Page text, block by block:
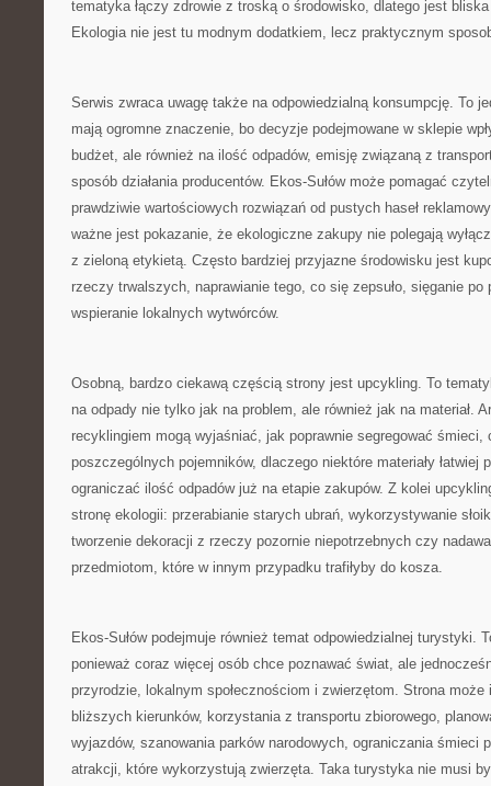
tematyka łączy zdrowie z troską o środowisko, dlatego jest
Ekologia nie jest tu modnym dodatkiem, lecz praktycznym
Serwis zwraca uwagę także na odpowiedzialną konsumpcję. To
mają ogromne znaczenie, bo decyzje podejmowane w sklepie
budżet, ale również na ilość odpadów, emisję związaną z
sposób działania producentów. Ekos-Sułów może pomagać
prawdziwie wartościowych rozwiązań od pustych haseł
ważne jest pokazanie, że ekologiczne zakupy nie polegają
z zieloną etykietą. Często bardziej przyjazne środowisku jest
rzeczy trwalszych, naprawianie tego, co się zepsuło, sięganie po
wspieranie lokalnych wytwórców.
Osobną, bardzo ciekawą częścią strony jest upcykling. To
na odpady nie tylko jak na problem, ale również jak na materiał.
recyklingiem mogą wyjaśniać, jak poprawnie segregować śmieci,
poszczególnych pojemników, dlaczego niektóre materiały łatwiej
ograniczać ilość odpadów już na etapie zakupów. Z kolei
stronę ekologii: przerabianie starych ubrań, wykorzystywanie
tworzenie dekoracji z rzeczy pozornie niepotrzebnych czy
przedmiotom, które w innym przypadku trafiłyby do kosza.
Ekos-Sułów podejmuje również temat odpowiedzialnej turystyki.
ponieważ coraz więcej osób chce poznawać świat, ale
przyrodzie, lokalnym społecznościom i zwierzętom. Strona może
bliższych kierunków, korzystania z transportu zbiorowego,
wyjazdów, szanowania parków narodowych, ograniczania śmieci
atrakcji, które wykorzystują zwierzęta. Taka turystyka nie musi